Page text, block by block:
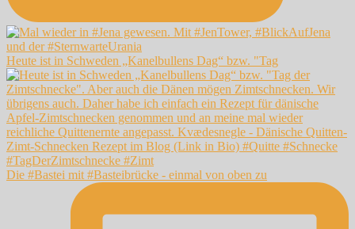
Heute ist in Schweden „Kanelbullens Dag“ bzw. "Tag
Die #Bastei mit #Basteibrücke - einmal von oben zu